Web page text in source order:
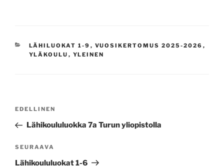
KATEGORIAT
LÄHILUOKAT 1-9 , VUOSIKERTOMUS 2025-2026 ,
YLÄKOULU , YLEINEN
Edellinen
artikkeli
EDELLINEN
Lähikoululuokka 7a Turun yliopistolla
Seuraava
artikkeli
SEURAAVA
Lähikoululuokat 1-6